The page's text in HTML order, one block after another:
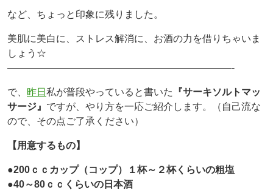
など、ちょっと印象に残りました。
美肌に美白に、ストレス解消に、お酒の力を借りちゃいま
しょう☆
———————————————————————-
で、 昨日 私が普段やっていると書いた
『サーキソルトマッ
サージ』 ですが、やり方を一応ご紹介します。（自己流な
ので、その点ご了承ください）
【用意するもの】
●200ｃｃカップ（コップ）１杯～２杯くらいの粗塩
●40～80ｃｃくらいの日本酒